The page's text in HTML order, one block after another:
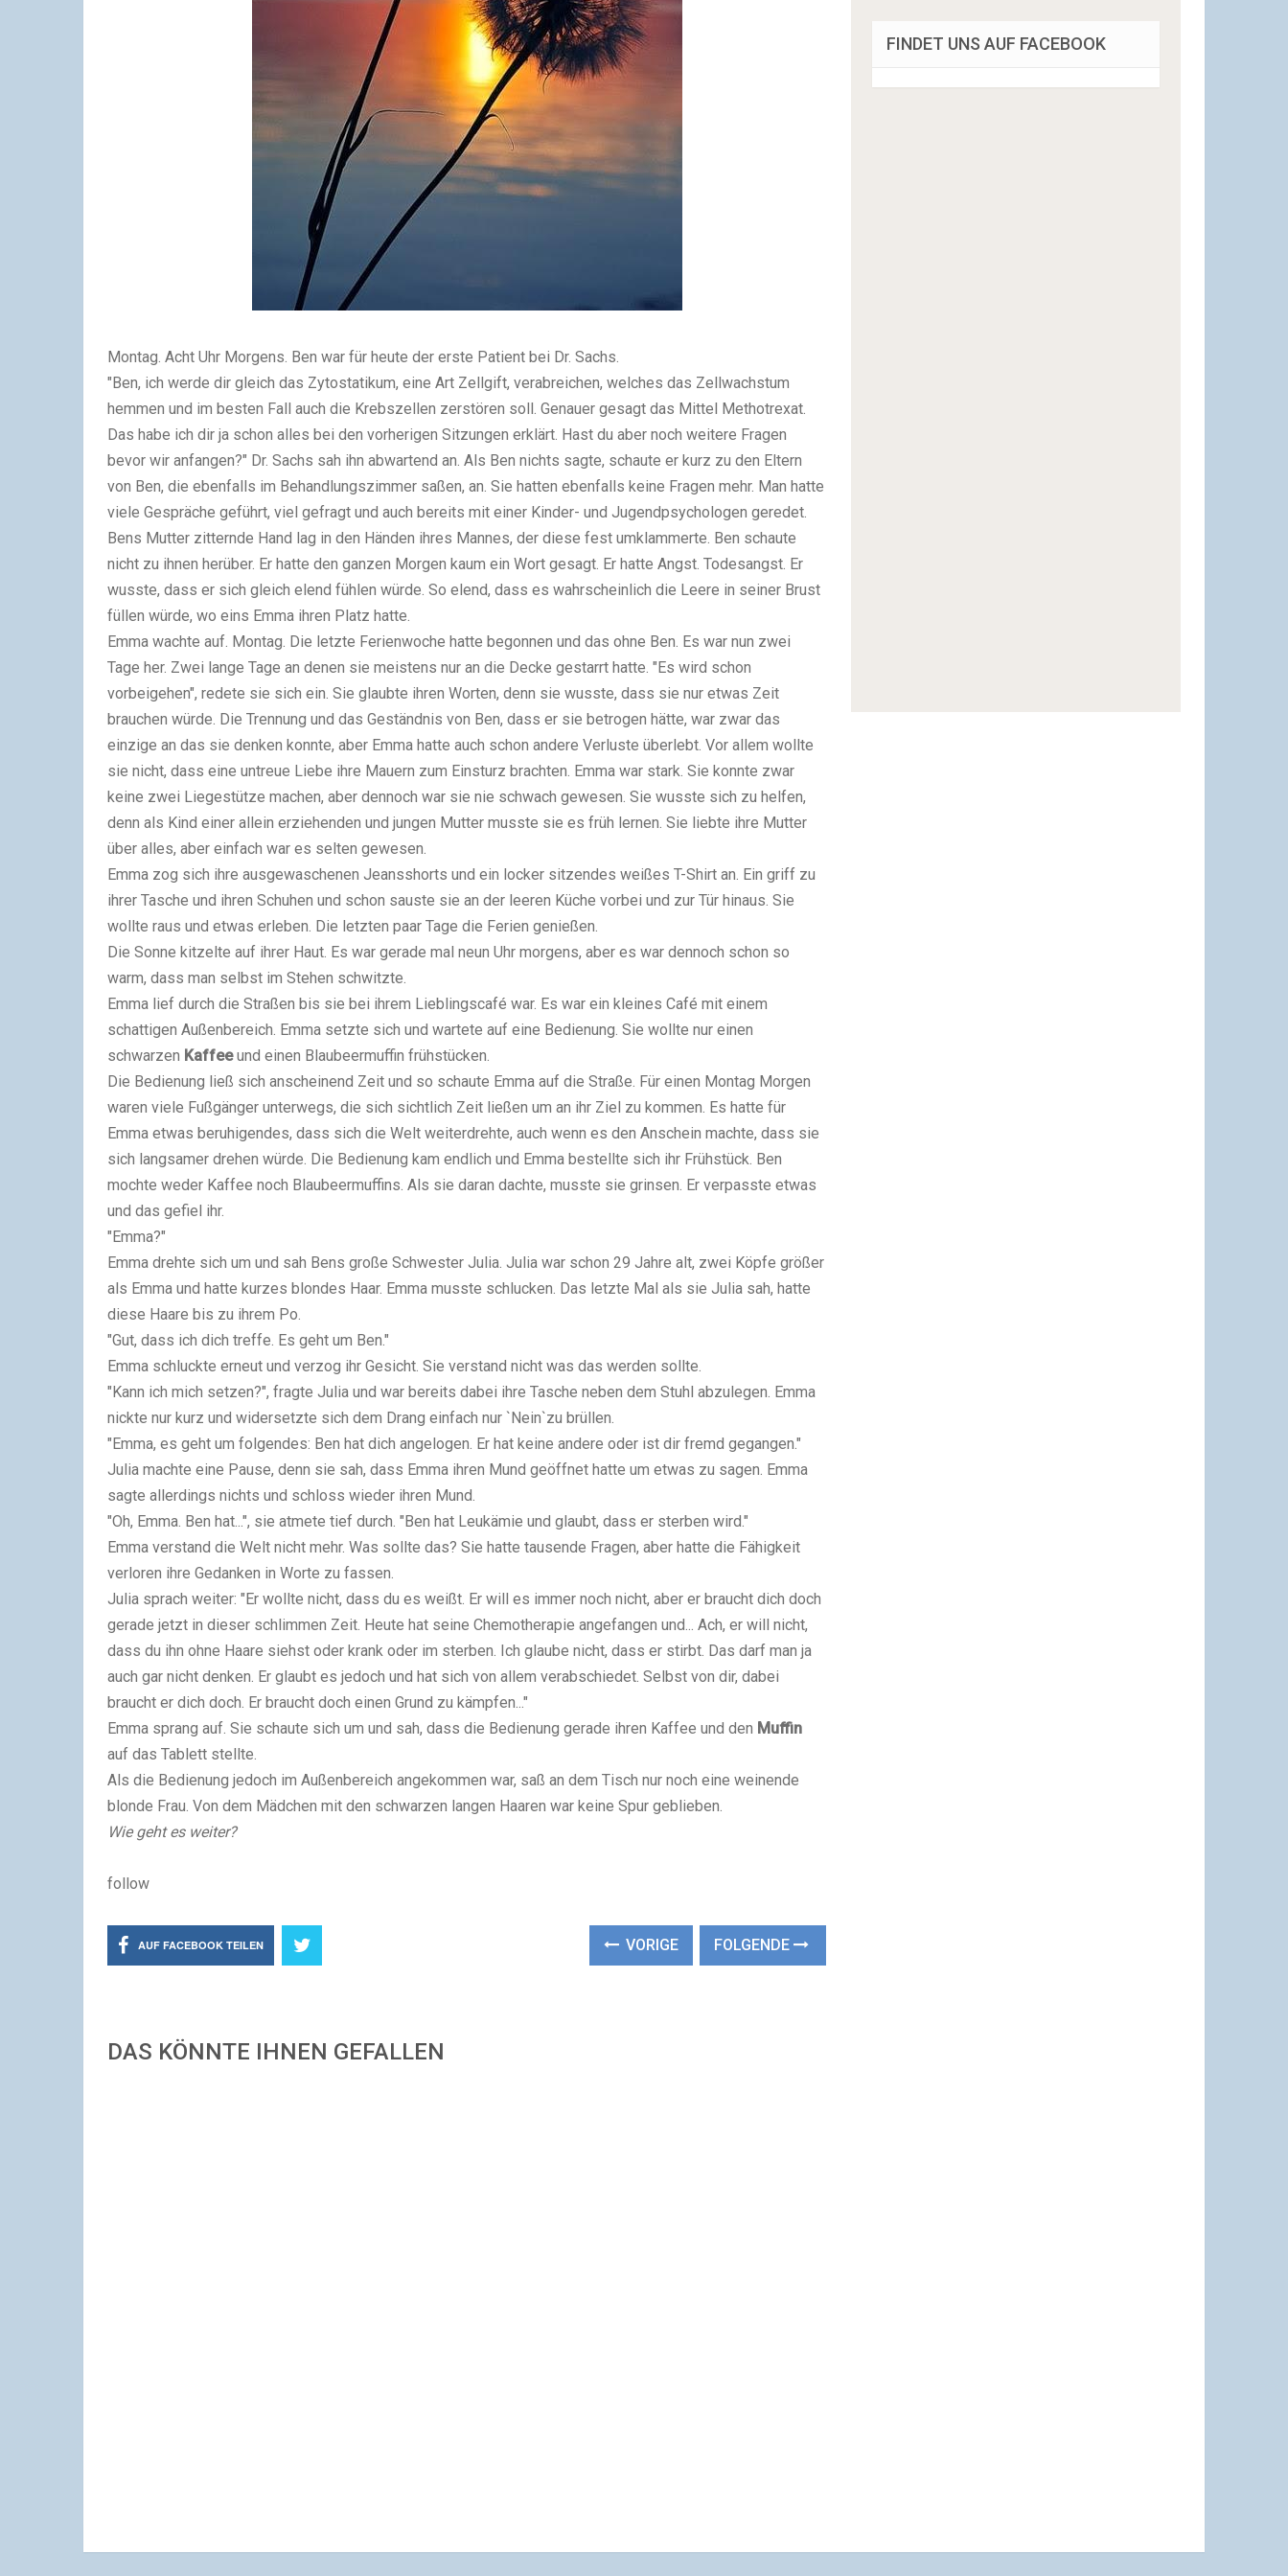
Montag. Acht Uhr Morgens. Ben war für heute der erste Patient bei Dr. Sachs.
"Ben, ich werde dir gleich das Zytostatikum, eine Art Zellgift, verabreichen, welches das Zellwachstum
hemmen und im besten Fall auch die Krebszellen zerstören soll. Genauer gesagt das Mittel Methotrexat.
Das habe ich dir ja schon alles bei den vorherigen Sitzungen erklärt. Hast du aber noch weitere Fragen
bevor wir anfangen?" Dr. Sachs sah ihn abwartend an. Als Ben nichts sagte, schaute er kurz zu den Eltern
von Ben, die ebenfalls im Behandlungszimmer saßen, an. Sie hatten ebenfalls keine Fragen mehr. Man hatte
viele Gespräche geführt, viel gefragt und auch bereits mit einer Kinder- und Jugendpsychologen geredet.
Bens Mutter zitternde Hand lag in den Händen ihres Mannes, der diese fest umklammerte. Ben schaute
nicht zu ihnen herüber. Er hatte den ganzen Morgen kaum ein Wort gesagt. Er hatte Angst. Todesangst. Er
wusste, dass er sich gleich elend fühlen würde. So elend, dass es wahrscheinlich die Leere in seiner Brust
füllen würde, wo eins Emma ihren Platz hatte.
Emma wachte auf. Montag. Die letzte Ferienwoche hatte begonnen und das ohne Ben. Es war nun zwei
Tage her. Zwei lange Tage an denen sie meistens nur an die Decke gestarrt hatte. "Es wird schon
vorbeigehen", redete sie sich ein. Sie glaubte ihren Worten, denn sie wusste, dass sie nur etwas Zeit
brauchen würde. Die Trennung und das Geständnis von Ben, dass er sie betrogen hätte, war zwar das
einzige an das sie denken konnte, aber Emma hatte auch schon andere Verluste überlebt. Vor allem wollte
sie nicht, dass eine untreue Liebe ihre Mauern zum Einsturz brachten. Emma war stark. Sie konnte zwar
keine zwei Liegestütze machen, aber dennoch war sie nie schwach gewesen. Sie wusste sich zu helfen,
denn als Kind einer allein erziehenden und jungen Mutter musste sie es früh lernen. Sie liebte ihre Mutter
über alles, aber einfach war es selten gewesen.
Emma zog sich ihre ausgewaschenen Jeansshorts und ein locker sitzendes weißes T-Shirt an. Ein griff zu
ihrer Tasche und ihren Schuhen und schon sauste sie an der leeren Küche vorbei und zur Tür hinaus. Sie
wollte raus und etwas erleben. Die letzten paar Tage die Ferien genießen.
Die Sonne kitzelte auf ihrer Haut. Es war gerade mal neun Uhr morgens, aber es war dennoch schon so
warm, dass man selbst im Stehen schwitzte.
Emma lief durch die Straßen bis sie bei ihrem Lieblingscafé war. Es war ein kleines Café mit einem
schattigen Außenbereich. Emma setzte sich und wartete auf eine Bedienung. Sie wollte nur einen
schwarzen Kaffeeund einen Blaubeermuffin frühstücken.
Die Bedienung ließ sich anscheinend Zeit und so schaute Emma auf die Straße. Für einen Montag Morgen
waren viele Fußgänger unterwegs, die sich sichtlich Zeit ließen um an ihr Ziel zu kommen. Es hatte für
Emma etwas beruhigendes, dass sich die Welt weiterdrehte, auch wenn es den Anschein machte, dass sie
sich langsamer drehen würde. Die Bedienung kam endlich und Emma bestellte sich ihr Frühstück. Ben
mochte weder Kaffee noch Blaubeermuffins. Als sie daran dachte, musste sie grinsen. Er verpasste etwas
und das gefiel ihr.
"Emma?"
Emma drehte sich um und sah Bens große Schwester Julia. Julia war schon 29 Jahre alt, zwei Köpfe größer
als Emma und hatte kurzes blondes Haar. Emma musste schlucken. Das letzte Mal als sie Julia sah, hatte
diese Haare bis zu ihrem Po.
"Gut, dass ich dich treffe. Es geht um Ben."
Emma schluckte erneut und verzog ihr Gesicht. Sie verstand nicht was das werden sollte.
"Kann ich mich setzen?", fragte Julia und war bereits dabei ihre Tasche neben dem Stuhl abzulegen. Emma
nickte nur kurz und widersetzte sich dem Drang einfach nur `Nein`zu brüllen.
"Emma, es geht um folgendes: Ben hat dich angelogen. Er hat keine andere oder ist dir fremd gegangen."
Julia machte eine Pause, denn sie sah, dass Emma ihren Mund geöffnet hatte um etwas zu sagen. Emma
sagte allerdings nichts und schloss wieder ihren Mund.
"Oh, Emma. Ben hat...", sie atmete tief durch. "Ben hat Leukämie und glaubt, dass er sterben wird."
Emma verstand die Welt nicht mehr. Was sollte das? Sie hatte tausende Fragen, aber hatte die Fähigkeit
verloren ihre Gedanken in Worte zu fassen.
Julia sprach weiter: "Er wollte nicht, dass du es weißt. Er will es immer noch nicht, aber er braucht dich doch
gerade jetzt in dieser schlimmen Zeit. Heute hat seine Chemotherapie angefangen und... Ach, er will nicht,
dass du ihn ohne Haare siehst oder krank oder im sterben. Ich glaube nicht, dass er stirbt. Das darf man ja
auch gar nicht denken. Er glaubt es jedoch und hat sich von allem verabschiedet. Selbst von dir, dabei
braucht er dich doch. Er braucht doch einen Grund zu kämpfen..."
Emma sprang auf. Sie schaute sich um und sah, dass die Bedienung gerade ihren Kaffee und den Muffin
auf das Tablett stellte.
Als die Bedienung jedoch im Außenbereich angekommen war, saß an dem Tisch nur noch eine weinende
blonde Frau. Von dem Mädchen mit den schwarzen langen Haaren war keine Spur geblieben.
Wie geht es weiter?
follow
AUF FACEBOOK TEILEN VORIGE FOLGENDE
DAS KÖNNTE IHNEN GEFALLEN
FINDET UNS AUF FACEBOOK